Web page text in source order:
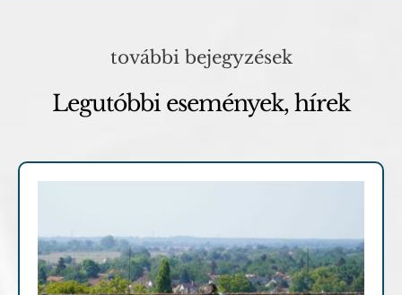
további bejegyzések
Legutóbbi események, hírek